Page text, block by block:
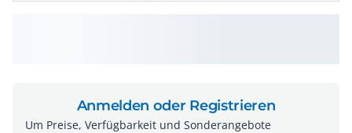
Anmelden oder Registrieren
Um Preise, Verfügbarkeit und Sonderangebote